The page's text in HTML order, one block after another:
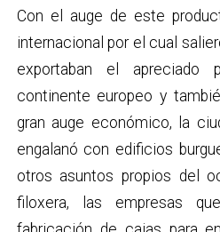
Con el auge de este
internacional por el cual
exportaban el apreciado
continente europeo y
gran auge económico, la
engalanó con edificios
otros asuntos propios del
filoxera, las empresas